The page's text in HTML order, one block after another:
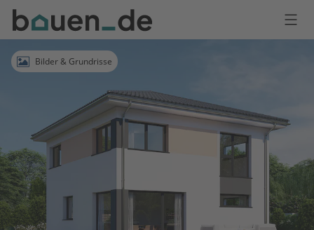
Bauen
Logo
AnmeldenBilder & Grundrisse